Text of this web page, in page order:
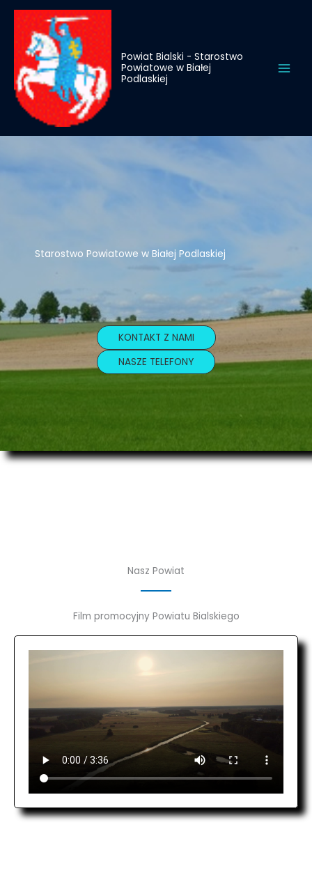
treści
Przejdź
treści
Powiat Bialski - Starostwo
Powiatowe w Białej
Podlaskiej
Starostwo Powiatowe w Białej Podlaskiej
KONTAKT Z NAMI
NASZE TELEFONY
Nasz Powiat
Film promocyjny Powiatu Bialskiego